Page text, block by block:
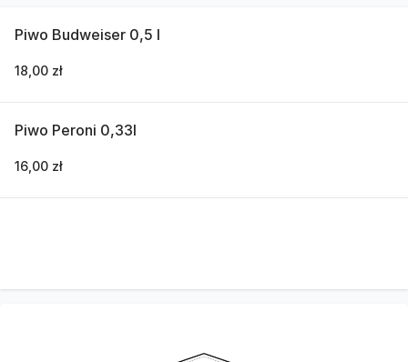
Piwo Budweiser 0,5 l
18,00 zł
Piwo Peroni 0,33l
16,00 zł